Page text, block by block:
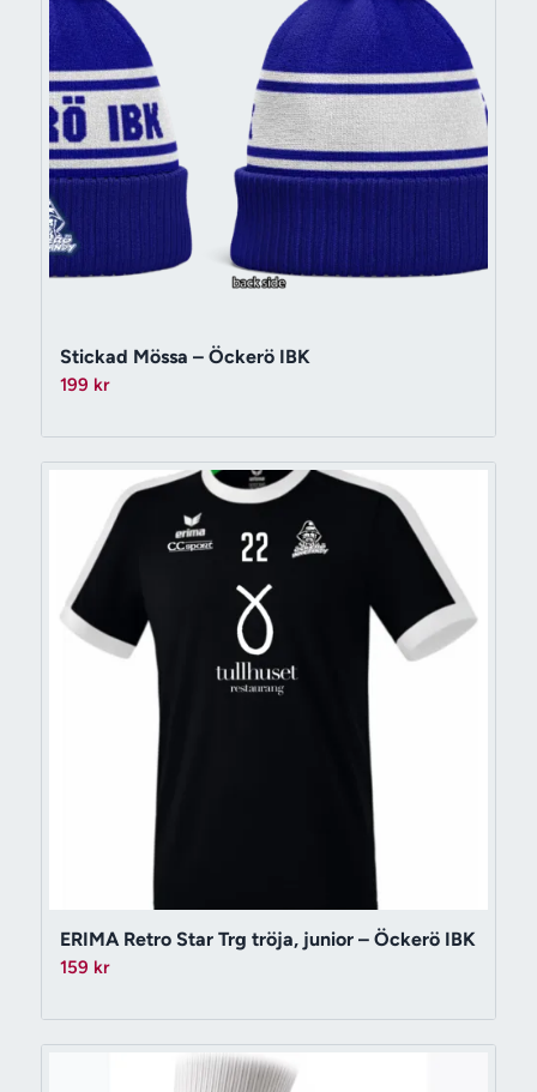
Stickad Mössa – Öckerö IBK
199 kr
ERIMA Retro Star Trg tröja, junior – Öckerö IBK
159 kr